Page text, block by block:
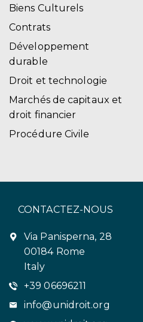
Biens Culturels
Contrats
Développement
durable
Droit et technologie
Marchés de capitaux et
droit financier
Procédure Civile
CONTACTEZ-NOUS
Via Panisperna, 28
00184 Rome
Italy
+39 06696211
info@unidroit.org